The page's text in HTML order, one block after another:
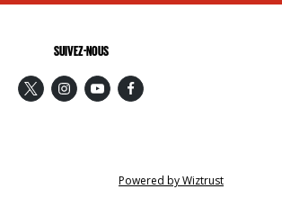
SUIVEZ-NOUS
Powered by Wiztrust